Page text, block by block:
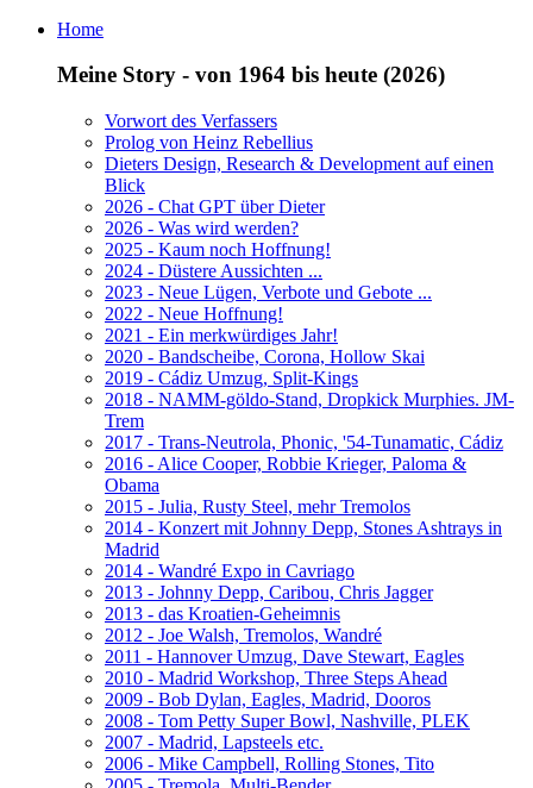
Home
Meine Story - von 1964 bis heute (2026)
Vorwort des Verfassers
Prolog von Heinz Rebellius
Dieters Design, Research & Development auf einen
Blick
2026 - Chat GPT über Dieter
2026 - Was wird werden?
2025 - Kaum noch Hoffnung!
2024 - Düstere Aussichten ...
2023 - Neue Lügen, Verbote und Gebote ...
2022 - Neue Hoffnung!
2021 - Ein merkwürdiges Jahr!
2020 - Bandscheibe, Corona, Hollow Skai
2019 - Cádiz Umzug, Split-Kings
2018 - NAMM-göldo-Stand, Dropkick Murphies. JM-
Trem
2017 - Trans-Neutrola, Phonic, '54-Tunamatic, Cádiz
2016 - Alice Cooper, Robbie Krieger, Paloma &
Obama
2015 - Julia, Rusty Steel, mehr Tremolos
2014 - Konzert mit Johnny Depp, Stones Ashtrays in
Madrid
2014 - Wandré Expo in Cavriago
2013 - Johnny Depp, Caribou, Chris Jagger
2013 - das Kroatien-Geheimnis
2012 - Joe Walsh, Tremolos, Wandré
2011 - Hannover Umzug, Dave Stewart, Eagles
2010 - Madrid Workshop, Three Steps Ahead
2009 - Bob Dylan, Eagles, Madrid, Dooros
2008 - Tom Petty Super Bowl, Nashville, PLEK
2007 - Madrid, Lapsteels etc.
2006 - Mike Campbell, Rolling Stones, Tito